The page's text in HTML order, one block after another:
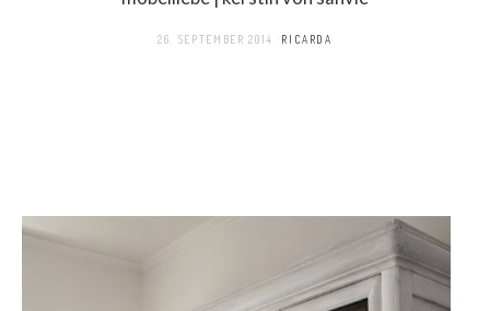
26. SEPTEMBER 2014 RICARDA